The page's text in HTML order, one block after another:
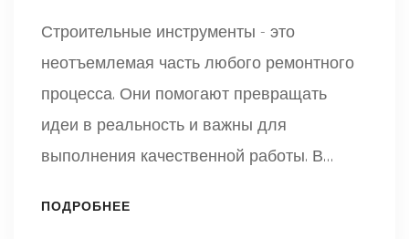
Строительные инструменты - это
неотъемлемая часть любого ремонтного
процесса. Они помогают превращать
идеи в реальность и важны для
выполнения качественной работы. В
инструментов, их назначение и советы по
ПОДРОБНЕЕ